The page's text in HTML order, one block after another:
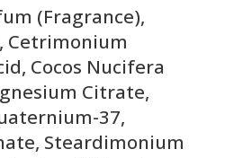
(Fragrance),
Cetrimonium
Cocos Nucifera
Citrate,
37,
Steardimonium